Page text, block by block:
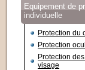
Equipement de
individuelle
Protection du
Protection
Protection
visage